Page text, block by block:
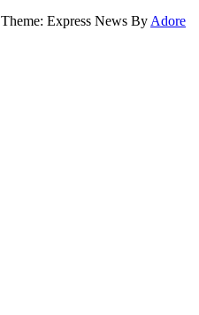
Theme: Express News By Adore